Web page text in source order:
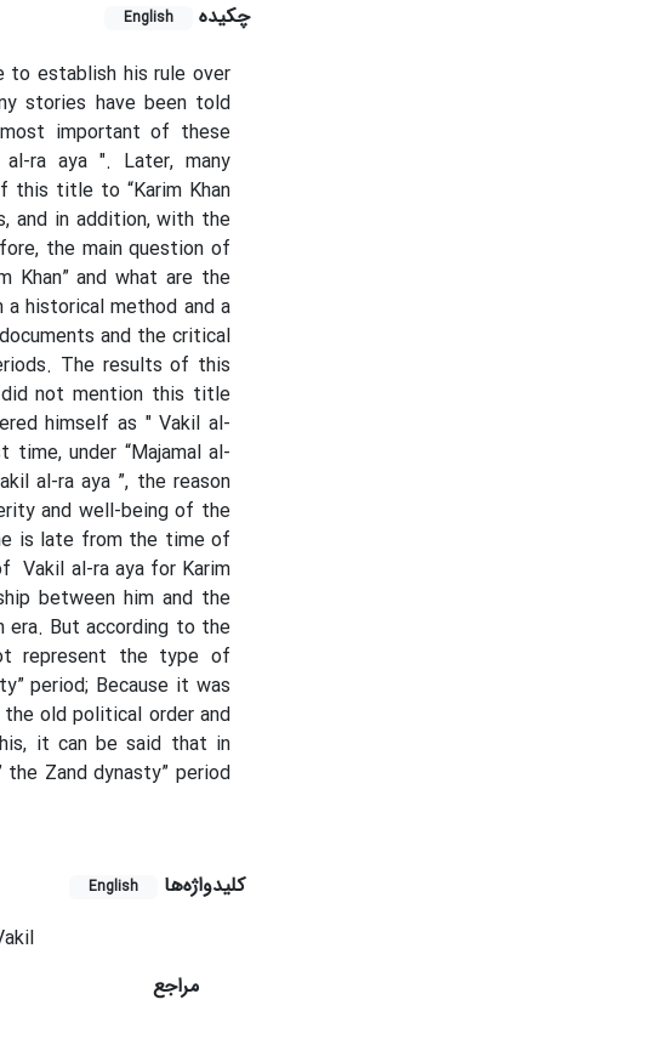
چکیده
English
to establish his rule over
stories have been told
important of these
ra aya ". Later, many
this title to “Karim Khan
and in addition, with the
the main question of
Khan” and what are the
historical method and a
and the critical
The results of this
did not mention this title
himself as " Vakil al-
under “Majamal al-
al-ra aya ”, the reason
and well-being of the
is late from the time of
Vakil al-ra aya for Karim
between him and the
But according to the
represent the type of
period; Because it was
old political order and
it can be said that in
Zand dynasty” period
کلیدواژه‌ها English
مراجع